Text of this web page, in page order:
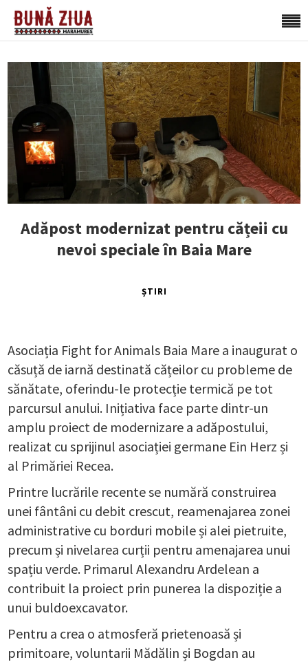
Adăpost modernizat pentru cățeii cu
nevoi speciale în Baia Mare
ȘTIRI
Asociația Fight for Animals Baia Mare a inaugurat o
căsuță de iarnă destinată cățeilor cu probleme de
sănătate, oferindu-le protecție termică pe tot
parcursul anului. Inițiativa face parte dintr-un
amplu proiect de modernizare a adăpostului,
realizat cu sprijinul asociației germane Ein Herz și
al Primăriei Recea.
Printre lucrările recente se numără construirea
unei fântâni cu debit crescut, reamenajarea zonei
administrative cu borduri mobile și alei pietruite,
precum și nivelarea curții pentru amenajarea unui
spațiu verde. Primarul Alexandru Ardelean a
contribuit la proiect prin punerea la dispoziție a
unui buldoexcavator.
Pentru a crea o atmosferă prietenoasă și
primitoare, voluntarii Mădălin și Bogdan au